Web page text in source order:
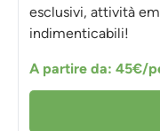
esclusivi, attività
indimenticabili!
A partire da: 45€/